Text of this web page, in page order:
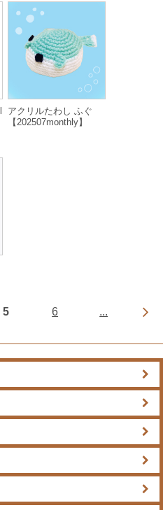
アクリルたわし ふぐ
【202507monthly】
5 6 ...